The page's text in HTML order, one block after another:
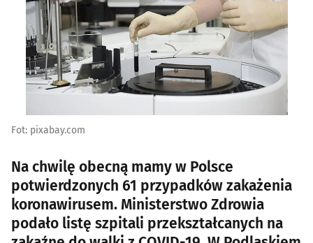
Fot: pixabay.com
Na chwilę obecną mamy w Polsce
potwierdzonych 61 przypadków zakażenia
koronawirusem. Ministerstwo Zdrowia
podało listę szpitali przekształcanych na